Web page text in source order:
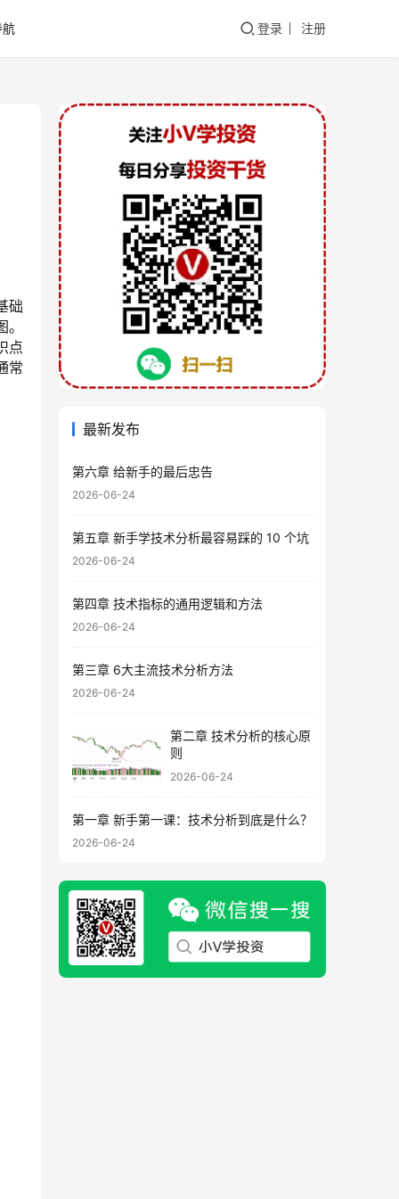
航 登录 注册
础
点
常
最新发布
第六章 给新手的最后忠告
2026-06-24
第五章 新手学技术分析最容易踩的 10 个坑
2026-06-24
第四章 技术指标的通用逻辑和方法
2026-06-24
第三章 6大主流技术分析方法
2026-06-24
第二章 技术分析的核心原
则
2026-06-24
第一章 新手第一课：技术分析到底是什么？
2026-06-24